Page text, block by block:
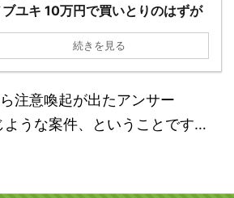
ブユキ 10万円で買いとりのはずが
続きを見る
注意喚起が出たアンサー
ような案件、ということです…